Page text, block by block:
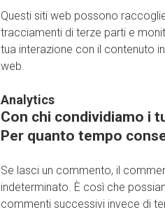
Questi siti web possono
tracciamenti di terze parti e
tua interazione con il contenuto
web.
Analytics
Con chi condividiamo i
Per quanto tempo
Se lasci un commento, il
indeterminato. È così che
commenti successivi invece di